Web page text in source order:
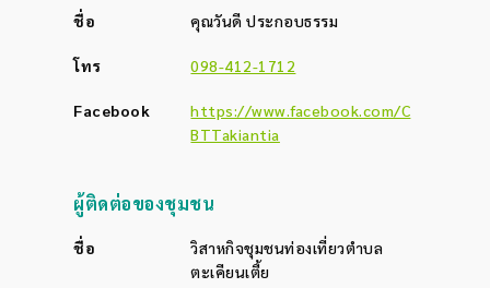
ชื่อ คุณวันดี ประกอบธรรม
โทร 098-412-1712
Facebook
https://www.facebook.com/C
BTTakiantia
ผู้ติดต่อของชุมชน
ชื่อ
วิสาหกิจชุมชนท่องเที่ยวตำบล
ตะเคียนเตี้ย